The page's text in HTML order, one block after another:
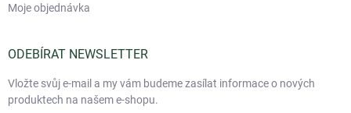
Moje objednávka
ODEBÍRAT NEWSLETTER
Vložte svůj e-mail a my vám budeme zasílat informace o nových
produktech na našem e-shopu.